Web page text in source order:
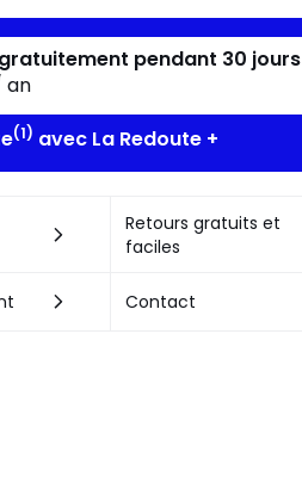
pendant 30 jours
an
(1) avec La Redoute +
Retours gratuits et
faciles
Contact